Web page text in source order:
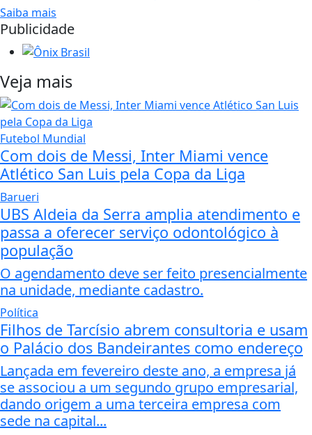
Saiba mais
Publicidade
Veja mais
Futebol Mundial
Com dois de Messi, Inter Miami vence
Atlético San Luis pela Copa da Liga
Barueri
UBS Aldeia da Serra amplia atendimento e
passa a oferecer serviço odontológico à
população
O agendamento deve ser feito presencialmente
na unidade, mediante cadastro.
Política
Filhos de Tarcísio abrem consultoria e usam
o Palácio dos Bandeirantes como endereço
Lançada em fevereiro deste ano, a empresa já
se associou a um segundo grupo empresarial,
dando origem a uma terceira empresa com
sede na capital...